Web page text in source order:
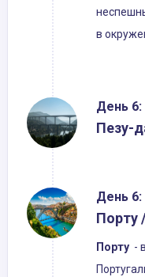
в
День 6:
Пезу-
День 6:
Порту
Порту -